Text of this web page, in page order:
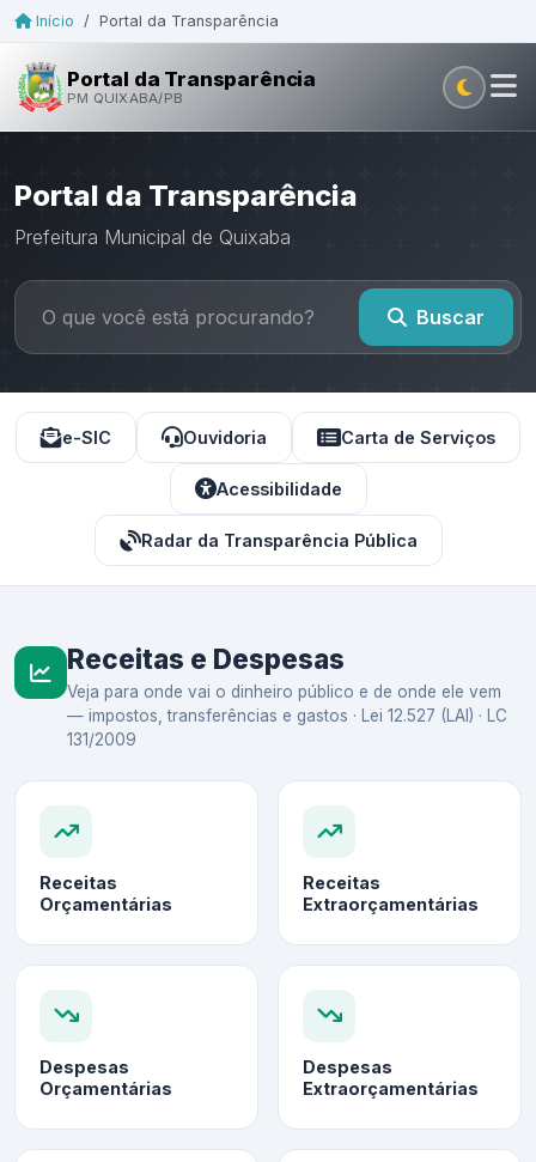
Início / Portal da Transparência
Portal da Transparência
PM QUIXABA/PB
Portal da Transparência
Prefeitura Municipal de Quixaba
Buscar
e-SIC Ouvidoria Carta de Serviços
Acessibilidade
Radar da Transparência Pública
Receitas e Despesas
Veja para onde vai o dinheiro público e de onde ele vem
— impostos, transferências e gastos · Lei 12.527 (LAI) · LC
131/2009
Receitas
Orçamentárias
Receitas
Extraorçamentárias
Despesas
Orçamentárias
Despesas
Extraorçamentárias